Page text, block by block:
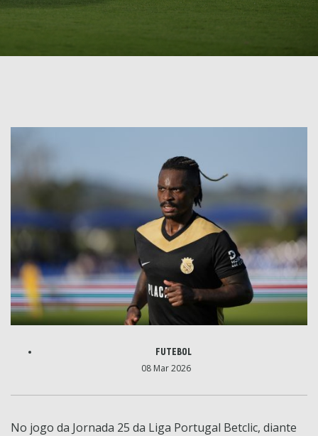
FUTEBOL
08 Mar 2026
No jogo da Jornada 25 da Liga Portugal Betclic, diante